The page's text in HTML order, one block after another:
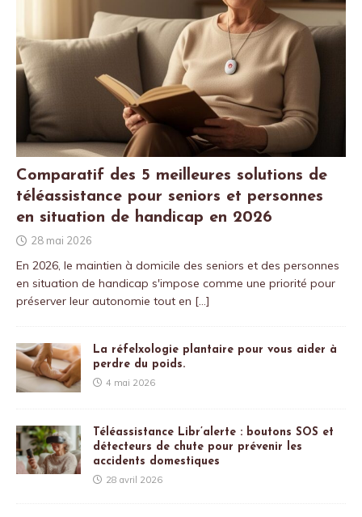
Comparatif des 5 meilleures solutions de
téléassistance pour seniors et personnes
en situation de handicap en 2026
28 mai 2026
En 2026, le maintien à domicile des seniors et des personnes
en situation de handicap s'impose comme une priorité pour
préserver leur autonomie tout en […]
La réfelxologie plantaire pour vous aider à
perdre du poids.
4 mai 2026
Téléassistance Libr’alerte : boutons SOS et
détecteurs de chute pour prévenir les
accidents domestiques
28 avril 2026